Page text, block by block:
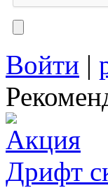
Войти |
Дрифт